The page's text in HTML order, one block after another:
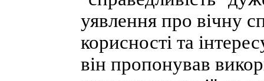
уявлення про вічну
корисності та
він пропонував